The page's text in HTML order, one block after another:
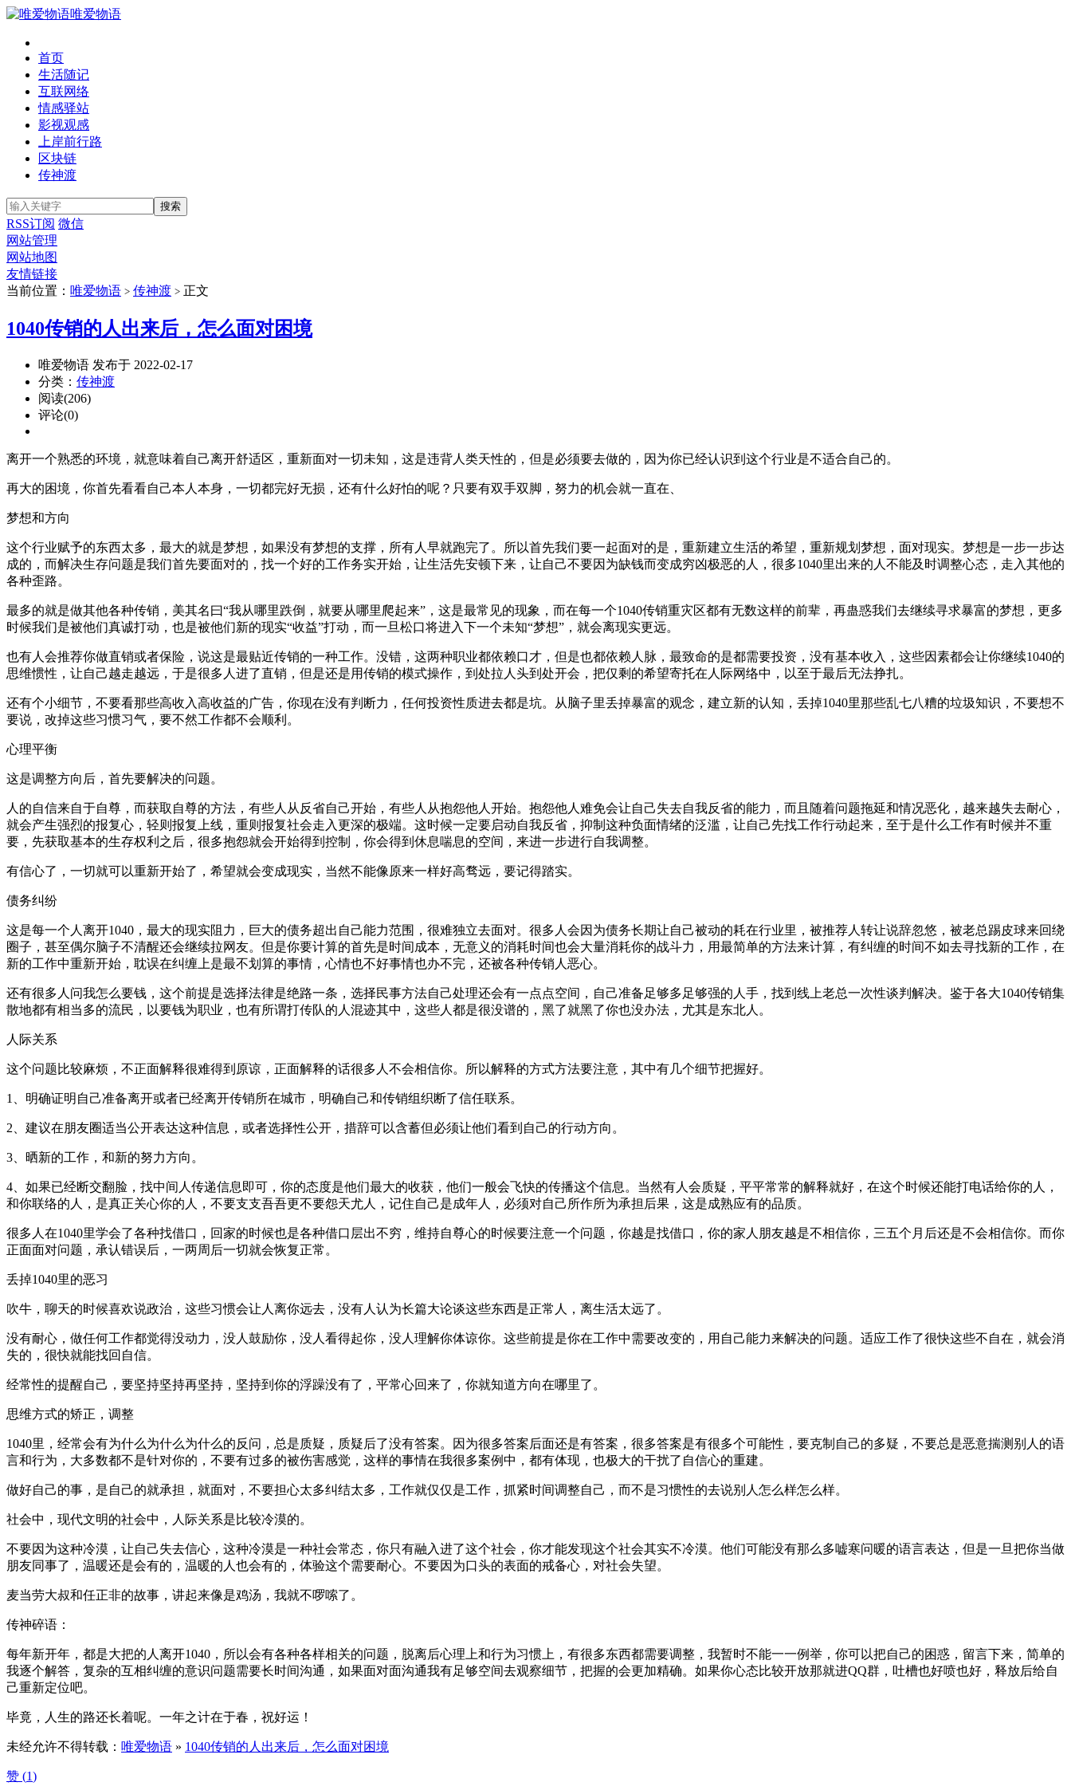
唯爱物语
首页
生活随记
互联网络
情感驿站
影视观感
上岸前行路
区块链
传神渡
RSS订阅 微信
网站管理
网站地图
友情链接
当前位置： 唯爱物语 > 传神渡 > 正文
1040传销的人出来后，怎么面对困境
唯爱物语 发布于 2022-02-17
分类： 传神渡
阅读(206)
评论(0)
离开一个熟悉的环境，就意味着自己离开舒适区，重新面对一切未知，这是违背人类天性的，但是必须要去做的，因为你已经认识到这个行业是不适合自己的。
再大的困境，你首先看看自己本人本身，一切都完好无损，还有什么好怕的呢？只要有双手双脚，努力的机会就一直在、
梦想和方向
这个行业赋予的东西太多，最大的就是梦想，如果没有梦想的支撑，所有人早就跑完了。所以首先我们要一起面对的是，重新建立生活的希望，重新规划梦想，面对现实。梦想是一步一步达
成的，而解决生存问题是我们首先要面对的，找一个好的工作务实开始，让生活先安顿下来，让自己不要因为缺钱而变成穷凶极恶的人，很多1040里出来的人不能及时调整心态，走入其他的
各种歪路。
最多的就是做其他各种传销，美其名曰“我从哪里跌倒，就要从哪里爬起来”，这是最常见的现象，而在每一个1040传销重灾区都有无数这样的前辈，再蛊惑我们去继续寻求暴富的梦想，更多
时候我们是被他们真诚打动，也是被他们新的现实“收益”打动，而一旦松口将进入下一个未知“梦想”，就会离现实更远。
也有人会推荐你做直销或者保险，说这是最贴近传销的一种工作。没错，这两种职业都依赖口才，但是也都依赖人脉，最致命的是都需要投资，没有基本收入，这些因素都会让你继续1040的
思维惯性，让自己越走越远，于是很多人进了直销，但是还是用传销的模式操作，到处拉人头到处开会，把仅剩的希望寄托在人际网络中，以至于最后无法挣扎。
还有个小细节，不要看那些高收入高收益的广告，你现在没有判断力，任何投资性质进去都是坑。从脑子里丢掉暴富的观念，建立新的认知，丢掉1040里那些乱七八糟的垃圾知识，不要想不
要说，改掉这些习惯习气，要不然工作都不会顺利。
心理平衡
这是调整方向后，首先要解决的问题。
人的自信来自于自尊，而获取自尊的方法，有些人从反省自己开始，有些人从抱怨他人开始。抱怨他人难免会让自己失去自我反省的能力，而且随着问题拖延和情况恶化，越来越失去耐心，
就会产生强烈的报复心，轻则报复上线，重则报复社会走入更深的极端。这时候一定要启动自我反省，抑制这种负面情绪的泛滥，让自己先找工作行动起来，至于是什么工作有时候并不重
要，先获取基本的生存权利之后，很多抱怨就会开始得到控制，你会得到休息喘息的空间，来进一步进行自我调整。
有信心了，一切就可以重新开始了，希望就会变成现实，当然不能像原来一样好高骛远，要记得踏实。
债务纠纷
这是每一个人离开1040，最大的现实阻力，巨大的债务超出自己能力范围，很难独立去面对。很多人会因为债务长期让自己被动的耗在行业里，被推荐人转让说辞忽悠，被老总踢皮球来回绕
圈子，甚至偶尔脑子不清醒还会继续拉网友。但是你要计算的首先是时间成本，无意义的消耗时间也会大量消耗你的战斗力，用最简单的方法来计算，有纠缠的时间不如去寻找新的工作，在
新的工作中重新开始，耽误在纠缠上是最不划算的事情，心情也不好事情也办不完，还被各种传销人恶心。
还有很多人问我怎么要钱，这个前提是选择法律是绝路一条，选择民事方法自己处理还会有一点点空间，自己准备足够多足够强的人手，找到线上老总一次性谈判解决。鉴于各大1040传销集
散地都有相当多的流民，以要钱为职业，也有所谓打传队的人混迹其中，这些人都是很没谱的，黑了就黑了你也没办法，尤其是东北人。
人际关系
这个问题比较麻烦，不正面解释很难得到原谅，正面解释的话很多人不会相信你。所以解释的方式方法要注意，其中有几个细节把握好。
1、明确证明自己准备离开或者已经离开传销所在城市，明确自己和传销组织断了信任联系。
2、建议在朋友圈适当公开表达这种信息，或者选择性公开，措辞可以含蓄但必须让他们看到自己的行动方向。
3、晒新的工作，和新的努力方向。
4、如果已经断交翻脸，找中间人传递信息即可，你的态度是他们最大的收获，他们一般会飞快的传播这个信息。当然有人会质疑，平平常常的解释就好，在这个时候还能打电话给你的人，
和你联络的人，是真正关心你的人，不要支支吾吾更不要怨天尤人，记住自己是成年人，必须对自己所作所为承担后果，这是成熟应有的品质。
很多人在1040里学会了各种找借口，回家的时候也是各种借口层出不穷，维持自尊心的时候要注意一个问题，你越是找借口，你的家人朋友越是不相信你，三五个月后还是不会相信你。而你
正面面对问题，承认错误后，一两周后一切就会恢复正常。
丢掉1040里的恶习
吹牛，聊天的时候喜欢说政治，这些习惯会让人离你远去，没有人认为长篇大论谈这些东西是正常人，离生活太远了。
没有耐心，做任何工作都觉得没动力，没人鼓励你，没人看得起你，没人理解你体谅你。这些前提是你在工作中需要改变的，用自己能力来解决的问题。适应工作了很快这些不自在，就会消
失的，很快就能找回自信。
经常性的提醒自己，要坚持坚持再坚持，坚持到你的浮躁没有了，平常心回来了，你就知道方向在哪里了。
思维方式的矫正，调整
1040里，经常会有为什么为什么为什么的反问，总是质疑，质疑后了没有答案。因为很多答案后面还是有答案，很多答案是有很多个可能性，要克制自己的多疑，不要总是恶意揣测别人的语
言和行为，大多数都不是针对你的，不要有过多的被伤害感觉，这样的事情在我很多案例中，都有体现，也极大的干扰了自信心的重建。
做好自己的事，是自己的就承担，就面对，不要担心太多纠结太多，工作就仅仅是工作，抓紧时间调整自己，而不是习惯性的去说别人怎么样怎么样。
社会中，现代文明的社会中，人际关系是比较冷漠的。
不要因为这种冷漠，让自己失去信心，这种冷漠是一种社会常态，你只有融入进了这个社会，你才能发现这个社会其实不冷漠。他们可能没有那么多嘘寒问暖的语言表达，但是一旦把你当做
朋友同事了，温暖还是会有的，温暖的人也会有的，体验这个需要耐心。不要因为口头的表面的戒备心，对社会失望。
麦当劳大叔和任正非的故事，讲起来像是鸡汤，我就不啰嗦了。
传神碎语：
每年新开年，都是大把的人离开1040，所以会有各种各样相关的问题，脱离后心理上和行为习惯上，有很多东西都需要调整，我暂时不能一一例举，你可以把自己的困惑，留言下来，简单的
我逐个解答，复杂的互相纠缠的意识问题需要长时间沟通，如果面对面沟通我有足够空间去观察细节，把握的会更加精确。如果你心态比较开放那就进QQ群，吐槽也好喷也好，释放后给自
己重新定位吧。
毕竟，人生的路还长着呢。一年之计在于春，祝好运！
未经允许不得转载： 唯爱物语 » 1040传销的人出来后，怎么面对困境
赞 (1)